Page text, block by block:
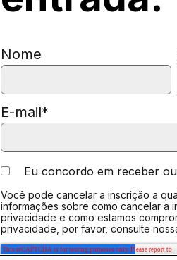
Nome
E-mail*
Eu concordo em receber
Você pode cancelar a inscrição a
informações sobre como cancelar a
privacidade e como estamos
privacidade, por favor, consulte